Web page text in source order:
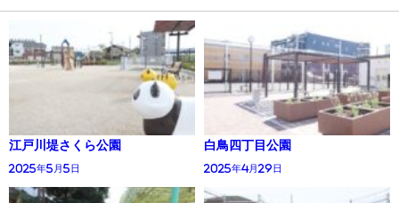
江戸川堤さくら公園
2025年5月5日
白鳥四丁目公園
2025年4月29日